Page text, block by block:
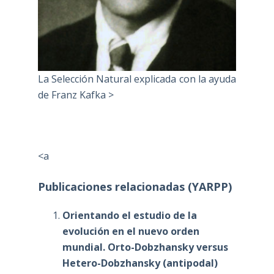
La Selección Natural explicada con la ayuda
de Franz Kafka >
<a
Publicaciones relacionadas (YARPP)
Orientando el estudio de la
evolución en el nuevo orden
mundial. Orto-Dobzhansky versus
Hetero-Dobzhansky (antipodal)